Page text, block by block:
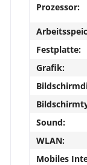
Prozessor:
Festplatte:
Grafik:
Sound:
WLAN:
Mobiles